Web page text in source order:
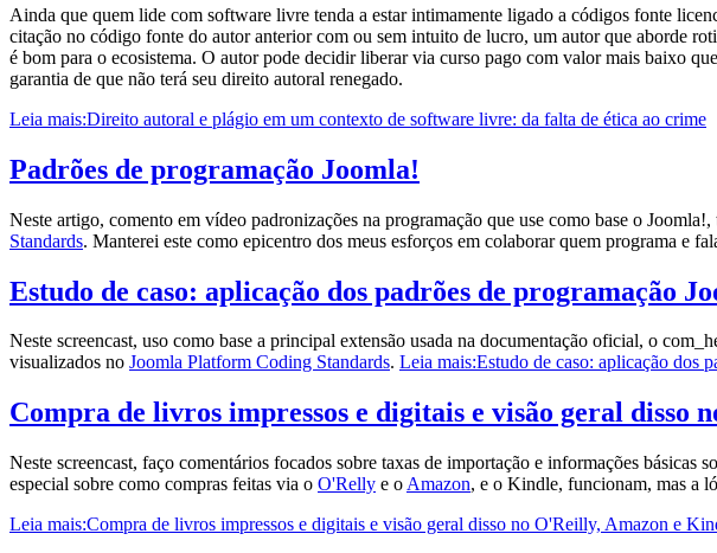
Ainda que quem lide com software livre tenda a estar intimamente ligado a códigos fonte
citação no código fonte do autor anterior com ou sem intuito de lucro, um autor que aborde
é bom para o ecosistema. O autor pode decidir liberar via curso pago com valor mais baixo
garantia de que não terá seu direito autoral renegado.
Leia mais:Direito autoral e plágio em um contexto de software livre: da falta de ética ao crime
Padrões de programação Joomla!
Neste artigo, comento em vídeo padronizações na programação que use como base o
Standards. Manterei este como epicentro dos meus esforços em colaborar quem programa e
Estudo de caso: aplicação dos padrões de programação
Neste screencast, uso como base a principal extensão usada na documentação oficial, o
visualizados no Joomla Platform Coding Standards. Leia mais:Estudo de caso: aplicação dos
Compra de livros impressos e digitais e visão geral disso
Neste screencast, faço comentários focados sobre taxas de importação e informações
especial sobre como compras feitas via o O'Relly e o Amazon, e o Kindle, funcionam, mas a
Leia mais:Compra de livros impressos e digitais e visão geral disso no O'Reilly, Amazon e